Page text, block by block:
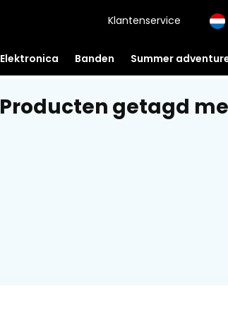
Klantenservice
Elektronica Banden Summer
Producten getagd